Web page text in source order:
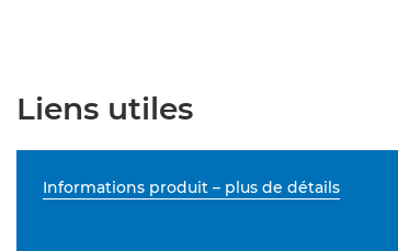
Liens utiles
Informations produit – plus de détails